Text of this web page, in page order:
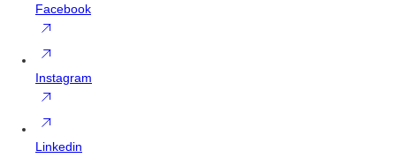
Facebook
Instagram
Linkedin